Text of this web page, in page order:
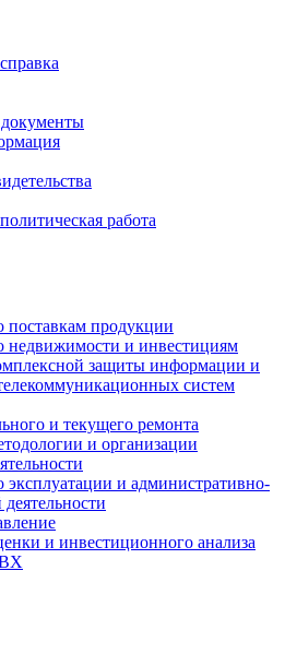
работа
поставкам продукции
недвижимости и инвестициям
защиты информации и
систем
и текущего ремонта
и организации
эксплуатации и административно-
и инвестиционного анализа